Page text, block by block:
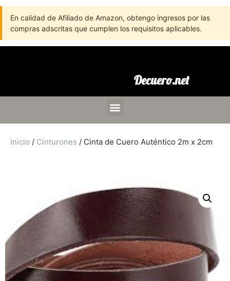
En calidad de Afiliado de Amazon, obtengo ingresos por las
compras adscritas que cumplen los requisitos aplicables.
Decuero.net
Inicio / Cinturones / Cinta de Cuero Auténtico 2m x 2cm